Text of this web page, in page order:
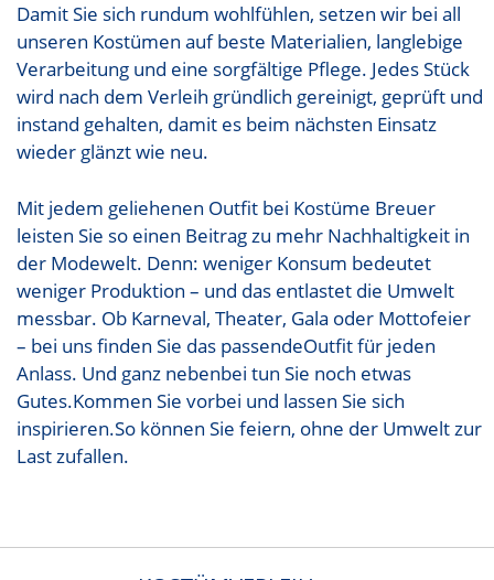
Damit Sie sich rundum wohlfühlen, setzen wir bei all
unseren Kostümen auf beste Materialien, langlebige
Verarbeitung und eine sorgfältige Pflege. Jedes Stück
wird nach dem Verleih gründlich gereinigt, geprüft und
instand gehalten, damit es beim nächsten Einsatz
wieder glänzt wie neu.
Mit jedem geliehenen Outfit bei Kostüme Breuer
leisten Sie so einen Beitrag zu mehr Nachhaltigkeit in
der Modewelt. Denn: weniger Konsum bedeutet
weniger Produktion – und das entlastet die Umwelt
messbar. Ob Karneval, Theater, Gala oder Mottofeier
– bei uns finden Sie das passendeOutfit für jeden
Anlass. Und ganz nebenbei tun Sie noch etwas
Gutes.Kommen Sie vorbei und lassen Sie sich
inspirieren.So können Sie feiern, ohne der Umwelt zur
Last zufallen.